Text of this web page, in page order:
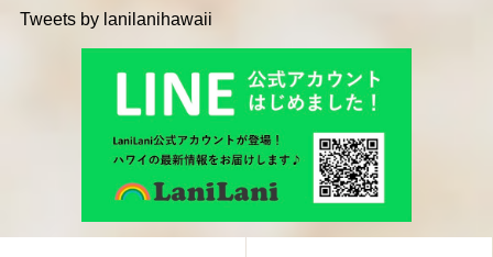
Tweets by lanilanihawaii